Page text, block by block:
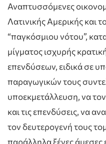
Αναπτυσσόμενες
Λατινικής Αμερικής και
“παγκόσμιου νότου”,
μίγματος ισχυρής
επενδύσεων, ειδικά σε
παραγωγικών τους
υποεκμετάλλευση, να
και τις επενδύσεις, να
τον δευτερογενή τους
παράλληλα ξένες άμεσες